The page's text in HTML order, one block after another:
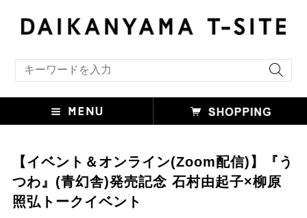
【イベント＆オンライン(Zoom配信)】『う
つわ』(青幻舎)発売記念 石村由起子×柳原
照弘トークイベント